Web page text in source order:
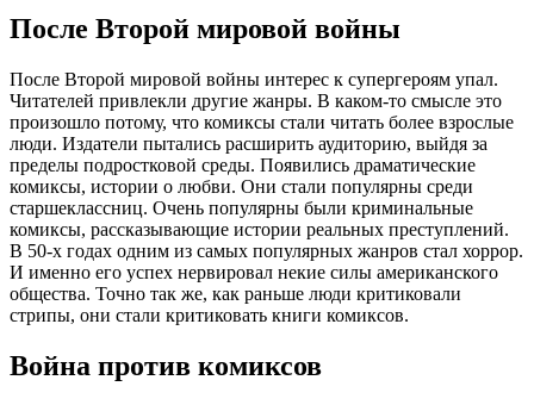
После Второй мировой войны
После Второй мировой войны интерес к супергероям упал.
Читателей привлекли другие жанры. В каком-то смысле это
произошло потому, что комиксы стали читать более взрослые
люди. Издатели пытались расширить аудиторию, выйдя за
пределы подростковой среды. Появились драматические
комиксы, истории о любви. Они стали популярны среди
старшеклассниц. Очень популярны были криминальные
комиксы, рассказывающие истории реальных преступлений.
В 50-х годах одним из самых популярных жанров стал хоррор.
И именно его успех нервировал некие силы американского
общества. Точно так же, как раньше люди критиковали
стрипы, они стали критиковать книги комиксов.
Война против комиксов